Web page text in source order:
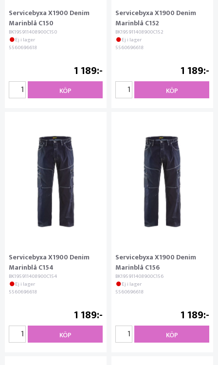
Servicebyxa X1900 Denim
Marinblå C150
BK195911408900C150
Ej i lager
5560696618
1 189
KÖP
Servicebyxa X1900 Denim
Marinblå C152
BK195911408900C152
Ej i lager
5560696618
1 189
KÖP
Servicebyxa X1900 Denim
Marinblå C154
BK195911408900C154
Ej i lager
5560696618
1 189
KÖP
Servicebyxa X1900 Denim
Marinblå C156
BK195911408900C156
Ej i lager
5560696618
1 189
KÖP